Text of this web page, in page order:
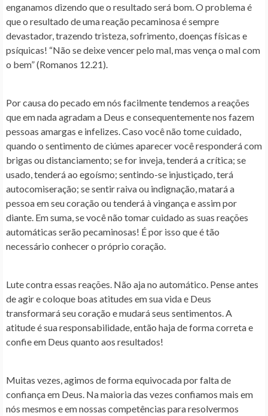
enganamos dizendo que o resultado será bom. O problema é
que o resultado de uma reação pecaminosa é sempre
devastador, trazendo tristeza, sofrimento, doenças físicas e
psíquicas! “Não se deixe vencer pelo mal, mas vença o mal com
o bem” (Romanos 12.21).
Por causa do pecado em nós facilmente tendemos a reações
que em nada agradam a Deus e consequentemente nos fazem
pessoas amargas e infelizes. Caso você não tome cuidado,
quando o sentimento de ciúmes aparecer você responderá com
brigas ou distanciamento; se for inveja, tenderá a crítica; se
usado, tenderá ao egoísmo; sentindo-se injustiçado, terá
autocomiseração; se sentir raiva ou indignação, matará a
pessoa em seu coração ou tenderá à vingança e assim por
diante. Em suma, se você não tomar cuidado as suas reações
automáticas serão pecaminosas! É por isso que é tão
necessário conhecer o próprio coração.
Lute contra essas reações. Não aja no automático. Pense antes
de agir e coloque boas atitudes em sua vida e Deus
transformará seu coração e mudará seus sentimentos. A
atitude é sua responsabilidade, então haja de forma correta e
confie em Deus quanto aos resultados!
Muitas vezes, agimos de forma equivocada por falta de
confiança em Deus. Na maioria das vezes confiamos mais em
nós mesmos e em nossas competências para resolvermos